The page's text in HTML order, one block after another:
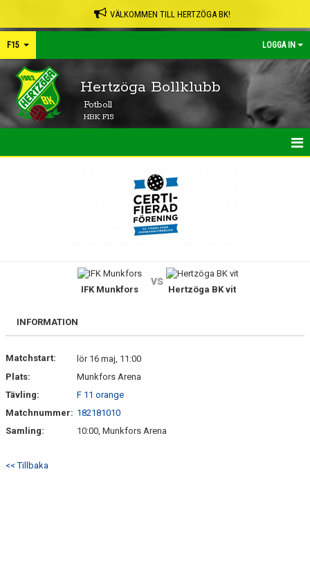
VÄLKOMMEN TILL HERTZÖGA BK!
F15 LOGGA IN
Hertzöga Bollklubb
Fotboll
HBK F15
BILDGALLERI
KONTAKT
IFK Munkfors
vs
Hertzöga BK vit
INFORMATION
Matchstart:
lör 16 maj, 11:00
Plats:
Munkfors Arena
Tävling:
F 11 orange
Matchnummer: 182181010
Samling:
10:00, Munkfors Arena
<< Tillbaka